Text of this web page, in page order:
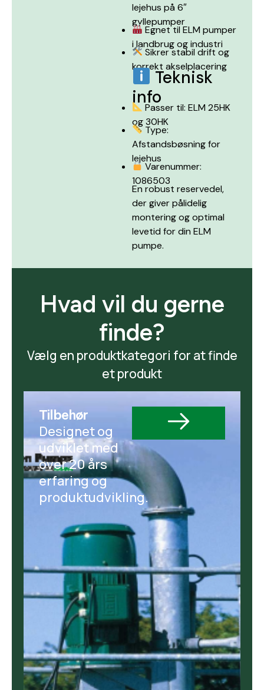
lejehus på 6″
gyllepumper
Egnet til ELM pumper
i landbrug og industri
Sikrer stabil drift og
korrekt akselplacering
Teknisk
info
Passer til: ELM 25HK
og 30HK
Type:
Afstandsbøsning for
lejehus
Varenummer:
1086503
En robust reservedel,
der giver pålidelig
montering og optimal
levetid for din ELM
pumpe.
Hvad vil du gerne
finde?
Vælg en produktkategori for at finde
et produkt
Tilbehør
Designet og
udviklet med
over 20 års
erfaring og
produktudvikling.